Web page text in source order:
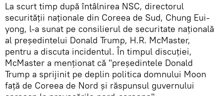
La scurt timp după întâlnirea NSC, directorul
securității naționale din Coreea de Sud, Chung Eui-
yong, l-a sunat pe consilierul de securitate națională
al președintelui Donald Trump, H.R. McMaster,
pentru a discuta incidentul. În timpul discuției,
McMaster a menționat că "președintele Donald
Trump a sprijinit pe deplin politica domnului Moon
față de Coreea de Nord și răspunsul guvernului